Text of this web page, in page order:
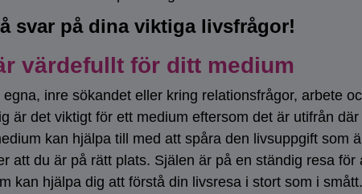
svar på dina viktiga livsfrågor!
värdefullt för ditt medium
inre sökandet eller kring relationsfrågor, arbete
det viktigt för ett medium eftersom det är utifrån
kan hjälpa till med att spåra den livsuppgift som
att du är på rätt plats. Själen är på en ständig resa för
kan hjälpa dig att förstå din livsresa i stort som i smått.